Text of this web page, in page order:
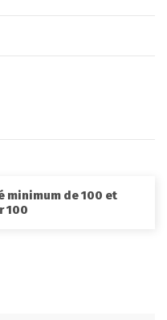
minimum de 100 et
100